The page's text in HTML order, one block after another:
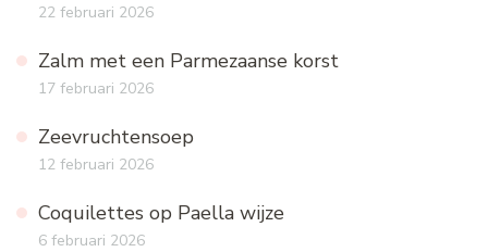
22 februari 2026
Zalm met een Parmezaanse korst
17 februari 2026
Zeevruchtensoep
12 februari 2026
Coquilettes op Paella wijze
6 februari 2026